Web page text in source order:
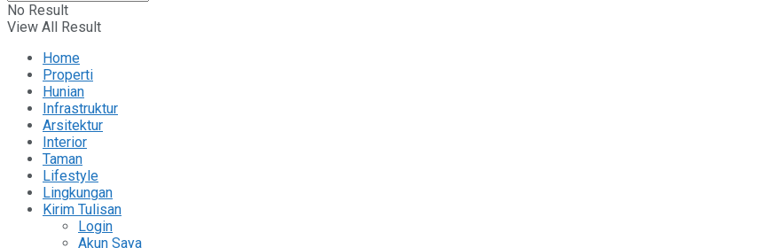
No Result
View All Result
Home
Properti
Hunian
Infrastruktur
Arsitektur
Interior
Taman
Lifestyle
Lingkungan
Kirim Tulisan
Login
Akun Saya